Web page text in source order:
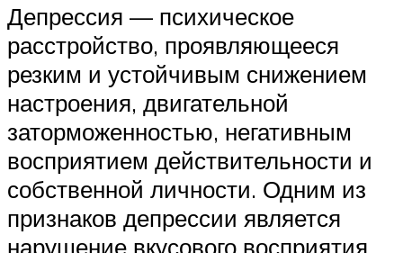
Депрессия — психическое
расстройство, проявляющееся
резким и устойчивым снижением
настроения, двигательной
заторможенностью, негативным
восприятием действительности и
собственной личности. Одним из
признаков депрессии является
нарушение вкусового восприятия,